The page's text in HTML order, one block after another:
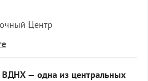
Центр
— одна из центральных